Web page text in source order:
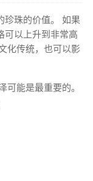
珍珠的价值。 如果
可以上升到非常高
化传统，也可以影
可能是最重要的。